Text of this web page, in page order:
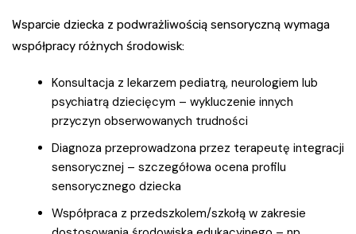
Wsparcie dziecka z podwrażliwością sensoryczną wymaga
współpracy różnych środowisk:
Konsultacja z lekarzem pediatrą, neurologiem lub
psychiatrą dziecięcym – wykluczenie innych
przyczyn obserwowanych trudności
Diagnoza przeprowadzona przez terapeutę integracji
sensorycznej – szczegółowa ocena profilu
sensorycznego dziecka
Współpraca z przedszkolem/szkołą w zakresie